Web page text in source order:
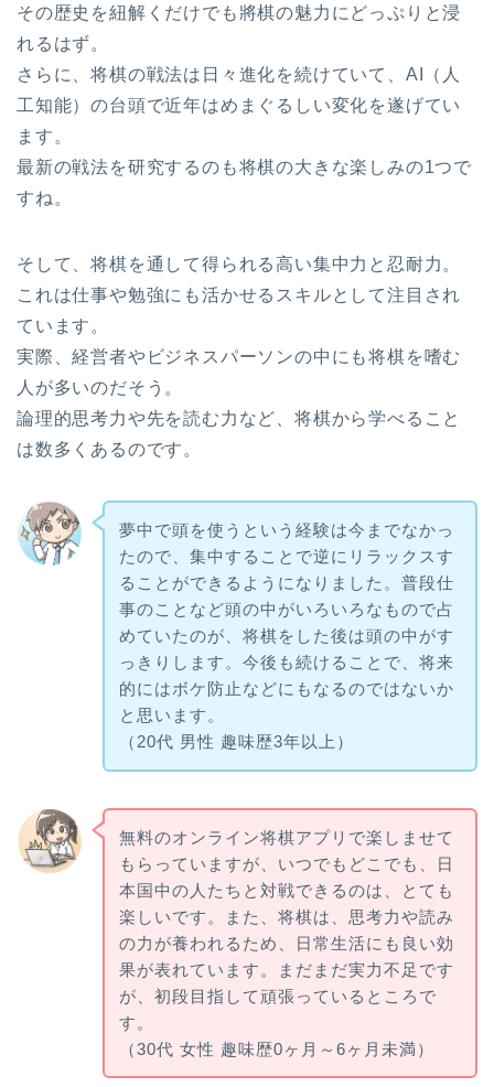
その歴史を紐解くだけでも將棋の魅力にどっぷりと浸
れるはず。
さらに、将棋の戦法は日々進化を続けていて、AI（人
工知能）の台頭で近年はめまぐるしい変化を遂げてい
ます。
最新の戦法を研究するのも将棋の大きな楽しみの1つで
すね。
そして、将棋を通して得られる高い集中力と忍耐力。
これは仕事や勉強にも活かせるスキルとして注目され
ています。
実際、経営者やビジネスパーソンの中にも将棋を嗜む
人が多いのだそう。
論理的思考力や先を読む力など、将棋から学べること
は数多くあるのです。
夢中で頭を使うという経験は今までなかっ
たので、集中することで逆にリラックスす
ることができるようになりました。普段仕
事のことなど頭の中がいろいろなもので占
めていたのが、将棋をした後は頭の中がす
っきりします。今後も続けることで、将来
的にはボケ防止などにもなるのではないか
と思います。
（20代 男性 趣味歴3年以上）
無料のオンライン将棋アプリで楽しませて
もらっていますが、いつでもどこでも、日
本国中の人たちと対戦できるのは、とても
楽しいです。また、将棋は、思考力や読み
の力が養われるため、日常生活にも良い効
果が表れています。まだまだ実力不足です
が、初段目指して頑張っているところで
す。
（30代 女性 趣味歴0ヶ月～6ヶ月未満）